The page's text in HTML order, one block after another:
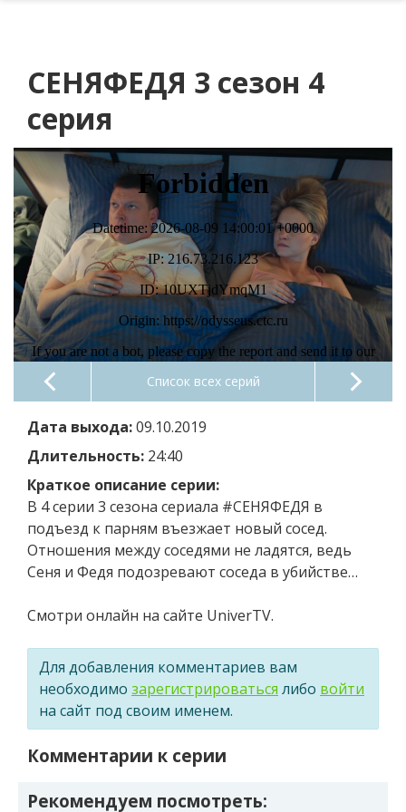
СЕНЯФЕДЯ 3 сезон 4
серия
Список всех серий
Дата выхода:09.10.2019
Длительность: 24:40
Краткое описание серии:
В 4 серии 3 сезона сериала #СЕНЯФЕДЯ в
подъезд к парням въезжает новый сосед.
Отношения между соседями не ладятся, ведь
Сеня и Федя подозревают соседа в убийстве…
Смотри онлайн на сайте UniverTV.
Для добавления комментариев вам
необходимо зарегистрироваться либо войти
на сайт под своим именем.
Комментарии к серии
Рекомендуем посмотреть: